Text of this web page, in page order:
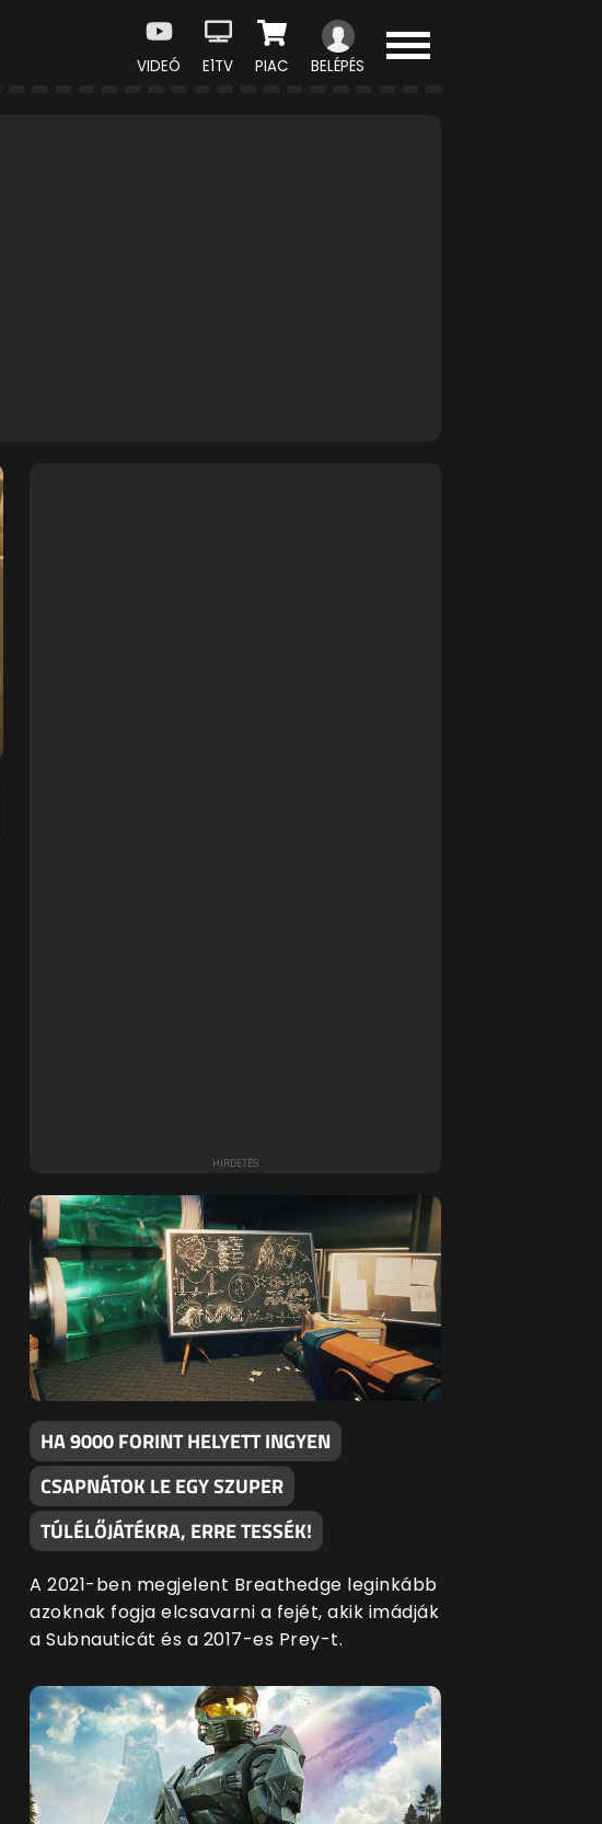
VIDEÓ E1TV PIAC BELÉPÉS
HA 9000 FORINT HELYETT INGYEN
CSAPNÁTOK LE EGY SZUPER
TÚLÉLŐJÁTÉKRA, ERRE TESSÉK!
A 2021-ben megjelent Breathedge leginkább
azoknak fogja elcsavarni a fejét, akik imádják
a Subnauticát és a 2017-es Prey-t.